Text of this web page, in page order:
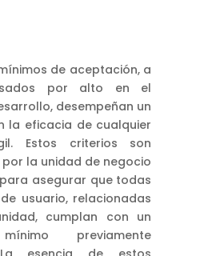
de aceptación, a
por alto en el
desempeñan un
la eficacia de cualquier
Estos criterios son
la unidad de negocio
asegurar que todas
usuario, relacionadas
cumplan con un
previamente